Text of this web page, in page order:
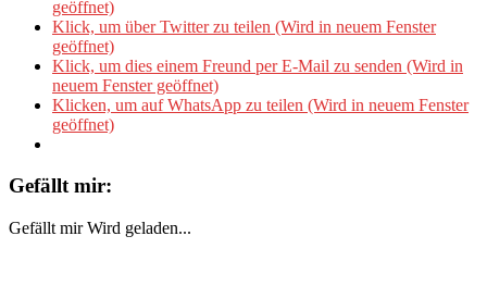
geöffnet)
Klick, um über Twitter zu teilen (Wird in neuem Fenster
geöffnet)
Klick, um dies einem Freund per E-Mail zu senden (Wird in
neuem Fenster geöffnet)
Klicken, um auf WhatsApp zu teilen (Wird in neuem Fenster
geöffnet)
Gefällt mir:
Gefällt mir Wird geladen...